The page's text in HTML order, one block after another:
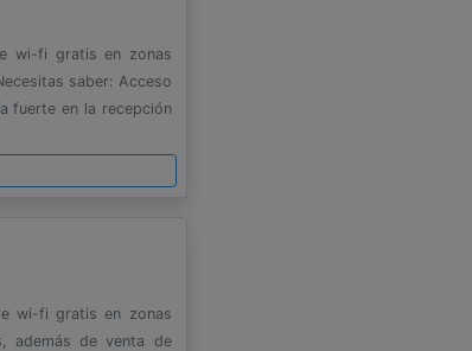
wi-fi gratis en zonas
saber: Acceso
fuerte en la recepción
wi-fi gratis en zonas
además de venta de